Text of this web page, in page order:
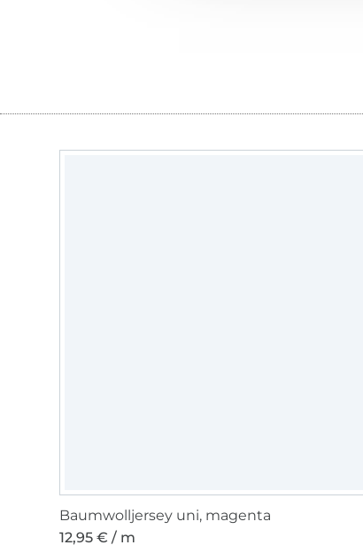
Baumwolljersey uni, magenta
12,95 € / m